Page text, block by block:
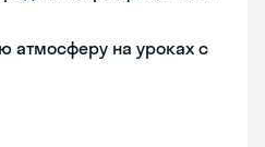
атмосферу на уроках с